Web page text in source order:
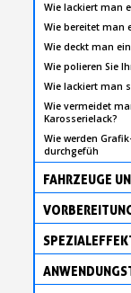
Wie lackiert man
Wie bereitet man
Wie deckt man
Wie polieren Sie
Wie lackiert man
Wie vermeidet
Karosserielack?
Wie werden
durchgefüh
FAHRZEUGE